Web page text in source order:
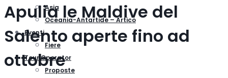
Asia
Oceania-Antartide – Artico
Eventi
Fiere
Tour Operator
Proposte
Apulia le Maldive del
Salento aperte fino ad
ottobre